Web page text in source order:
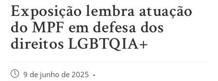
Exposição lembra atuação
do MPF em defesa dos
direitos LGBTQIA+
9 de junho de 2025